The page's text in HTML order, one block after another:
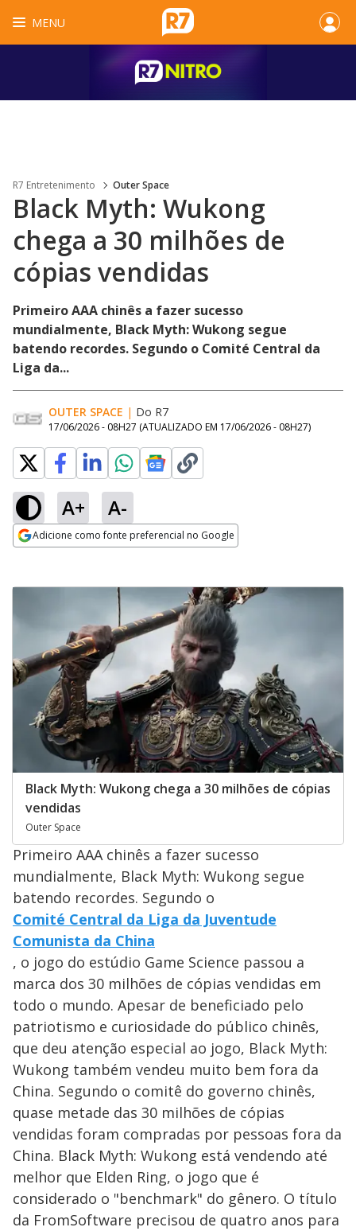
MENU
R7 Entretenimento Outer Space
Black Myth: Wukong
chega a 30 milhões de
cópias vendidas
Primeiro AAA chinês a fazer sucesso
mundialmente, Black Myth: Wukong segue
batendo recordes. Segundo o Comité Central da
Liga da...
OUTER SPACE | Do R7
17/06/2026 - 08H27 (ATUALIZADO EM 17/06/2026 - 08H27)
A+ A-
Adicione como fonte preferencial no Google
Black Myth: Wukong chega a 30 milhões de cópias
vendidas
Outer Space
Primeiro AAA chinês a fazer sucesso
mundialmente, Black Myth: Wukong segue
batendo recordes. Segundo o
Comité Central da Liga da Juventude
Comunista da China
, o jogo do estúdio Game Science passou a
marca dos 30 milhões de cópias vendidas em
todo o mundo. Apesar de beneficiado pelo
patriotismo e curiosidade do público chinês,
que deu atenção especial ao jogo, Black Myth:
Wukong também vendeu muito bem fora da
China. Segundo o comitê do governo chinês,
quase metade das 30 milhões de cópias
vendidas foram compradas por pessoas fora da
China. Black Myth: Wukong está vendendo até
melhor que Elden Ring, o jogo que é
considerado o "benchmark" do gênero. O título
da FromSoftware precisou de quatro anos para